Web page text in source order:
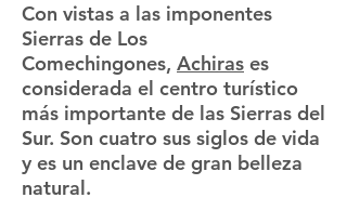
Con vistas a las imponentes
Sierras de Los
Comechingones, Achiras es
considerada el centro turístico
más importante de las Sierras del
Sur. Son cuatro sus siglos de vida
y es un enclave de gran belleza
natural.